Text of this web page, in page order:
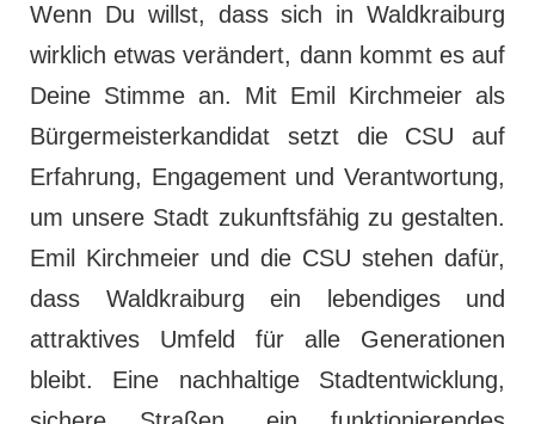
Wenn Du willst, dass sich in Waldkraiburg
wirklich etwas verändert, dann kommt es auf
Deine Stimme an. Mit Emil Kirchmeier als
Bürgermeisterkandidat setzt die CSU auf
Erfahrung, Engagement und Verantwortung,
um unsere Stadt zukunftsfähig zu gestalten.
Emil Kirchmeier und die CSU stehen dafür,
dass Waldkraiburg ein lebendiges und
attraktives Umfeld für alle Generationen
bleibt. Eine nachhaltige Stadtentwicklung,